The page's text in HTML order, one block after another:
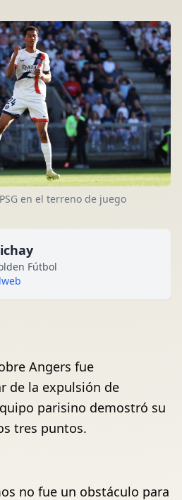
en el terreno de juego
Fútbol
Angers fue
de la expulsión de
parisino demostró su
tres puntos.
no fue un obstáculo para